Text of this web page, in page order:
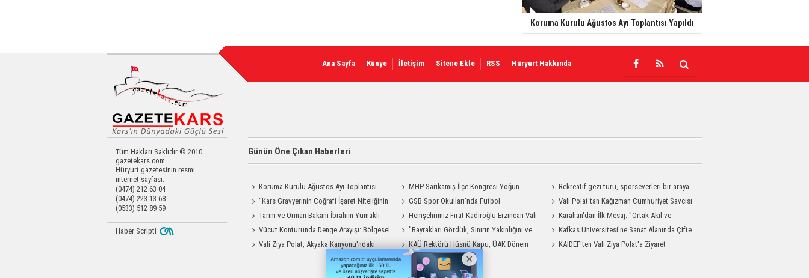
Koruma Kurulu Ağustos Ayı Toplantısı Yapıldı
Ana Sayfa Künye İletişim Sitene Ekle RSS Hüryurt Hakkında
Tüm Hakları Saklıdır © 2010
gazetekars.com
Hüryurt gazetesinin resmi
internet sayfası.
(0474) 212 63 04
(0474) 223 13 68
(0533) 512 89 59
Günün Öne Çıkan Haberleri
Koruma Kurulu Ağustos Ayı Toplantısı
Yapıldı
MHP Sarıkamış İlçe Kongresi Yoğun
Katılımla Gerçekleştirildi
Rekreatif gezi turu, sporseverleri bir araya
getirdi
"Kars Gravyerinin Coğrafi İşaret Niteliğinin
Güçlendirilmesi Projesi"
GSB Spor Okulları'nda Futbol
Antrenmanları Sürüyor
Vali Polat'tan Kağızman Cumhuriyet Savcısı
Eravcı'ya Ziyaret
Tarım ve Orman Bakanı İbrahim Yumaklı
Kars'a Geliyor
Hemşehrimiz Fırat Kadiroğlu Erzincan Vali
Yardımcılığına Atandı
Karahan'dan İlk Mesaj: "Ortak Akıl ve
Dayanışmayla Çalışacağız"
Vücut Konturunda Denge Arayışı: Bölgesel
Yağ Alma Sürecinin Tüm Aşamaları
"Bayrakları Gördük, Sınırın Yakınlığını ve
Uzaklığını Aynı Anda Hissettik"
Kafkas Üniversitesi'ne Sanat Alanında Çifte
Gurur
Vali Ziya Polat, Akyaka Kanyonu'ndaki
KAÜ Rektörü Hüsnü Kapu, ÜAK Dönem
Başkanlığını Devretti
KAIDEF'ten Vali Ziya Polat'a Ziyaret
Haber Scripti